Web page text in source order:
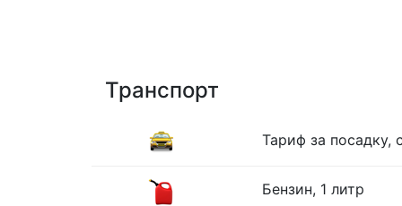
Транспорт
Тариф за посадку,
Бензин, 1 литр